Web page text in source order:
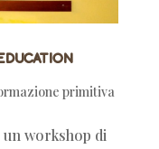
primitiva
un workshop di